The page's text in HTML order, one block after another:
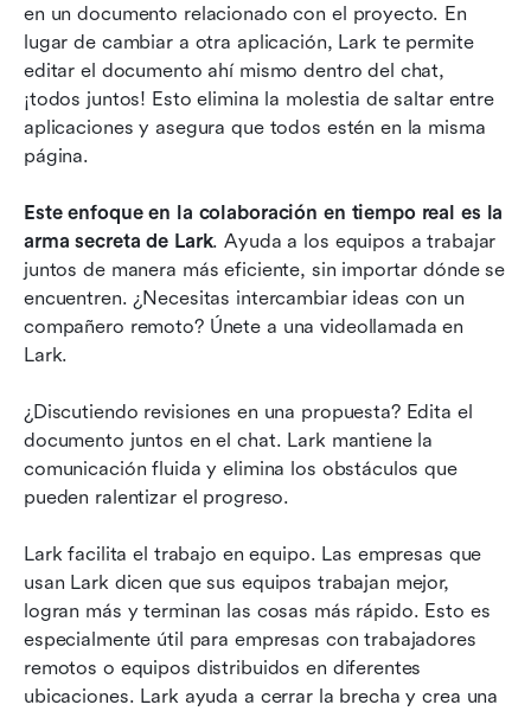
en un documento relacionado con el proyecto. En
lugar de cambiar a otra aplicación, Lark te permite
editar el documento ahí mismo dentro del chat,
¡todos juntos! Esto elimina la molestia de saltar entre
aplicaciones y asegura que todos estén en la misma
página.
Este enfoque en la colaboración en tiempo real es la
arma secreta de Lark. Ayuda a los equipos a trabajar
juntos de manera más eficiente, sin importar dónde se
encuentren. ¿Necesitas intercambiar ideas con un
compañero remoto? Únete a una videollamada en
Lark.
¿Discutiendo revisiones en una propuesta? Edita el
documento juntos en el chat. Lark mantiene la
comunicación fluida y elimina los obstáculos que
pueden ralentizar el progreso.
Lark facilita el trabajo en equipo. Las empresas que
usan Lark dicen que sus equipos trabajan mejor,
logran más y terminan las cosas más rápido. Esto es
especialmente útil para empresas con trabajadores
remotos o equipos distribuidos en diferentes
ubicaciones. Lark ayuda a cerrar la brecha y crea una